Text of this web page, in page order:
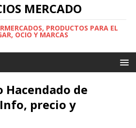
MERCADO
PRODUCTOS PARA EL
OCIO Y MARCAS
de
precio y